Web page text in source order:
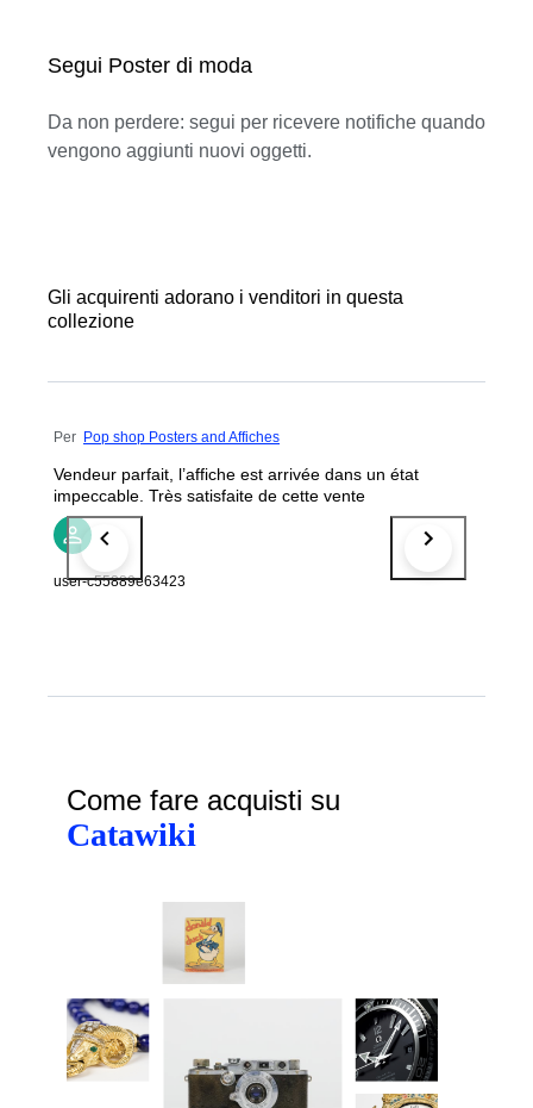
Segui Poster di moda
Da non perdere: segui per ricevere notifiche quando
vengono aggiunti nuovi oggetti.
Gli acquirenti adorano i venditori in questa
collezione
Per Pop shop Posters and Affiches
Vendeur parfait, l’affiche est arrivée dans un état
impeccable. Très satisfaite de cette vente
user-c55889e63423
Come fare acquisti su
Catawiki